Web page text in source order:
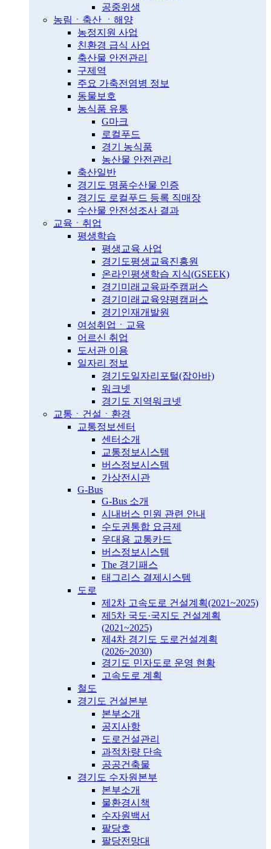
공중위생
농림ㆍ축산 ㆍ해양
농정지원 사업
친환경 급식 사업
축산물 안전관리
구제역
주요 가축전염병 정보
동물보호
농식품 유통
G마크
로컬푸드
경기 농식품
농산물 안전관리
축산일반
경기도 명품수산물 인증
경기도 로컬푸드 등록 직매장
수산물 안전성조사 결과
교육ㆍ취업
평생학습
평생교육 사업
경기도평생교육진흥원
온라인평생학습 지식(GSEEK)
경기미래교육파주캠퍼스
경기미래교육양평캠퍼스
경기인재개발원
여성취업ㆍ교육
어르신 취업
도서관 이용
일자리 정보
경기도일자리포털(잡아바)
워크넷
경기도 지역워크넷
교통ㆍ건설ㆍ환경
교통정보센터
센터소개
교통정보시스템
버스정보시스템
가상전시관
G-Bus
G-Bus 소개
시내버스 민원 관련 안내
수도권통합 요금제
우대용 교통카드
버스정보시스템
The 경기패스
태그리스 결제시스템
도로
제2차 고속도로 건설계획(2021~2025)
제5차 국도·국지도 건설계획
(2021~2025)
제4차 경기도 도로건설계획
(2026~2030)
경기도 민자도로 운영 현황
고속도로 계획
철도
경기도 건설본부
본부소개
공지사항
도로건설관리
과적차량 단속
공공건축물
경기도 수자원본부
본부소개
물환경시책
수자원백서
팔당호
팔당전망대